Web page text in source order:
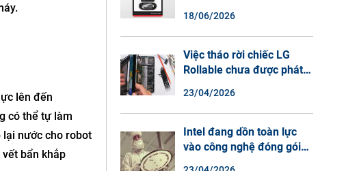
lên đến
có thể tự làm
lại nước cho robot
bẩn khắp
18/06/2026
Việc tháo rời chiếc LG
Rollable chưa được phát
sao điện thoại màn hình
cuộn không phải là một xu
hướng.
23/04/2026
Intel đang dồn toàn lực
vào công nghệ đóng gói